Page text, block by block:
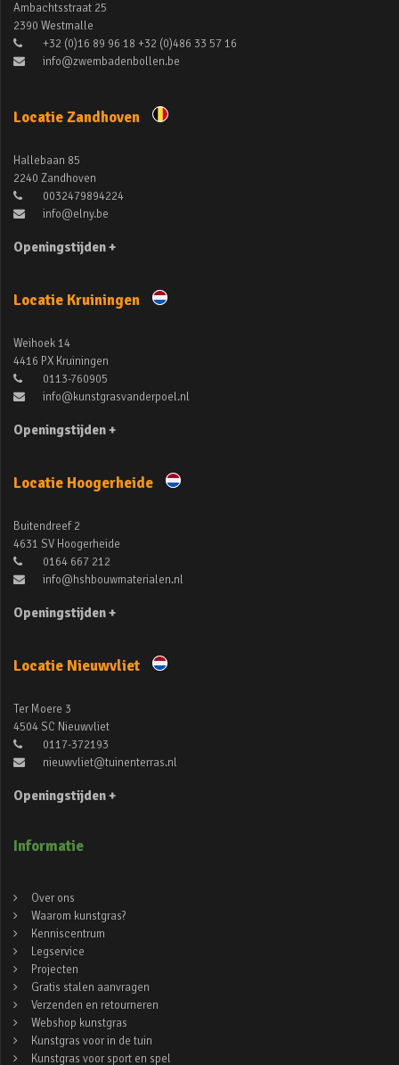
Ambachtsstraat 25
2390 Westmalle
+32 (0)16 89 96 18 +32 (0)486 33 57 16
info@zwembadenbollen.be
Locatie Zandhoven
Hallebaan 85
2240 Zandhoven
0032479894224
info@elny.be
Openingstijden +
Locatie Kruiningen
Weihoek 14
4416 PX Kruiningen
0113-760905
info@kunstgrasvanderpoel.nl
Openingstijden +
Locatie Hoogerheide
Buitendreef 2
4631 SV Hoogerheide
0164 667 212
info@hshbouwmaterialen.nl
Openingstijden +
Locatie Nieuwvliet
Ter Moere 3
4504 SC Nieuwvliet
0117-372193
nieuwvliet@tuinenterras.nl
Openingstijden +
Informatie
Over ons
Waarom kunstgras?
Kenniscentrum
Legservice
Projecten
Gratis stalen aanvragen
Verzenden en retourneren
Webshop kunstgras
Kunstgras voor in de tuin
Kunstgras voor sport en spel